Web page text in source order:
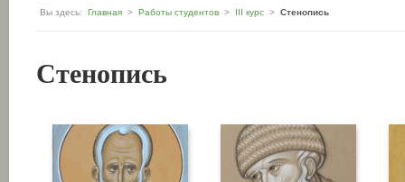
Вы здесь: Главная > Работы студентов > III курс > Стенопись
Стенопись